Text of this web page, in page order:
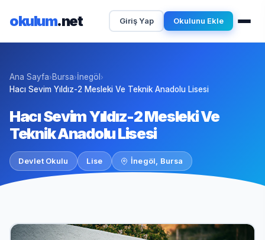
okulum.net Giriş Yap Okulunu Ekle
Ana Sayfa› Bursa›İnegöl ›
Hacı Sevim Yıldız-2 Mesleki Ve Teknik Anadolu Lisesi
Hacı Sevim Yıldız-2 Mesleki Ve
Teknik Anadolu Lisesi
Devlet Okulu Lise İnegöl, Bursa